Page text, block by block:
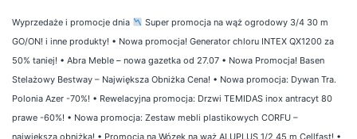
Wyprzedaże i promocje dnia
Super promocja na wąż ogrodowy 3/4 30 m
GO/ON! i inne produkty! • Nowa promocja! Generator chloru INTEX QX1200 za
50% taniej! • Abra Meble – nowa gazetka od 27.07 • Nowa Promocja! Basen
Stelażowy Bestway – Największa Obniżka Cena! • Nowa promocja: Dywan Tra.
Polonia Azer -70%! • Rewelacyjna promocja: Drzwi TEMIDAS inox antracyt 80
prawe -60%! • Nowa promocja: Zestaw mebli plastikowych CORFU –
największa obniżka! • Promocja na Wózek na wąż ALUPLUS 1/2 45 m Cellfast! •